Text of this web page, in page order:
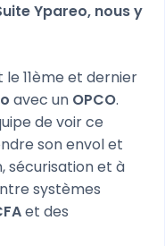
Ypareo, nous y
le 11ème et dernier
avec un OPCO.
de voir ce
son envol et
sécurisation et à
systèmes
et des